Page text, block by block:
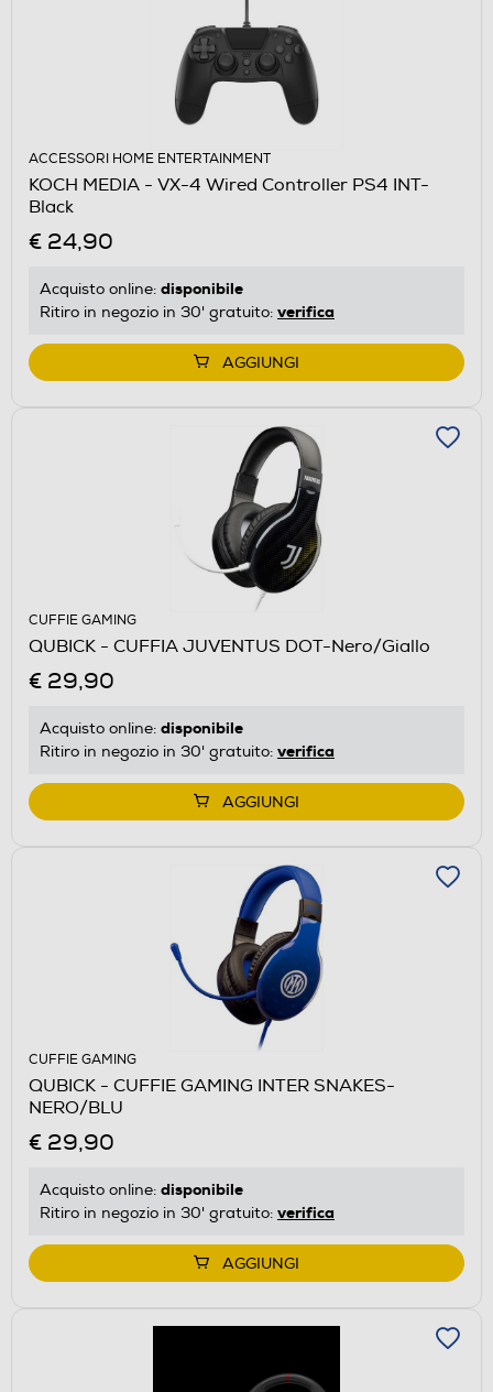
ACCESSORI HOME ENTERTAINMENT
KOCH MEDIA - VX-4 Wired Controller PS4 INT-
Black
€ 24,90
Acquisto online: disponibile
Ritiro in negozio in 30' gratuito: verifica
AGGIUNGI
CUFFIE GAMING
QUBICK - CUFFIA JUVENTUS DOT-Nero/Giallo
€ 29,90
Acquisto online: disponibile
Ritiro in negozio in 30' gratuito: verifica
AGGIUNGI
CUFFIE GAMING
QUBICK - CUFFIE GAMING INTER SNAKES-
NERO/BLU
€ 29,90
Acquisto online: disponibile
Ritiro in negozio in 30' gratuito: verifica
AGGIUNGI